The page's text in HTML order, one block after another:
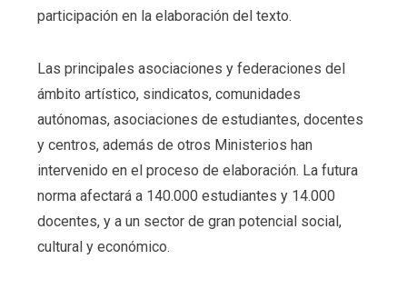
participación en la elaboración del texto.
Las principales asociaciones y federaciones del
ámbito artístico, sindicatos, comunidades
autónomas, asociaciones de estudiantes, docentes
y centros, además de otros Ministerios han
intervenido en el proceso de elaboración. La futura
norma afectará a 140.000 estudiantes y 14.000
docentes, y a un sector de gran potencial social,
cultural y económico.